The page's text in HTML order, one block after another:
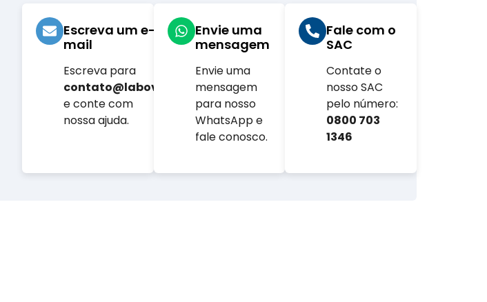
Escreva um e-
mail
Escreva para
contato@labovet.com.br
e conte com
nossa ajuda.
Envie uma
mensagem
Envie uma
mensagem
para nosso
WhatsApp e
fale conosco.
Fale com o
SAC
Contate o
nosso SAC
pelo número:
0800 703
1346